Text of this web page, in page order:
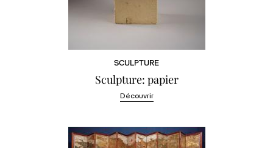
SCULPTURE
Sculpture: papier
Découvrir